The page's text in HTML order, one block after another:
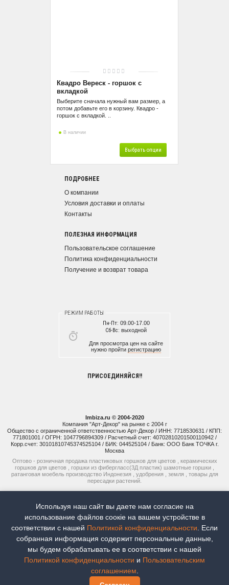
Квадро Вереск - горшок с
вкладкой
Выберите сначала нужный вам размер, а
потом добавьте его в корзину. Квадро -
горшок с вкладкой. ..
В наличии
Выбрать опции
ПОДРОБНЕЕ
О компании
Условия доставки и оплаты
Контакты
ПОЛЕЗНАЯ ИНФОРМАЦИЯ
Пользовательское соглашение
Политика конфиденциальности
Получение и возврат товара
РЕЖИМ РАБОТЫ
Пн-Пт: 09.00-17.00
Сб-Вс: выходной
Для просмотра цен на сайте
нужно пройти регистрацию
ПРИСОЕДИНЯЙСЯ!!
Imbiza.ru © 2004-2020
Компания "Арт-Декор" на рынке с 2004 г
Общество с ограниченной ответственностью Арт-Декор / ИНН: 7718530631 / КПП:
771801001 / ОГРН: 1047796894309 / Расчетный счет: 40702810201500110942 /
Корр.счет: 30101810745374525104 / БИК: 044525104 / Банк: ООО Банк ТОЧКА г.
Москва
Оптово - розничная продажа пластиковых горшков для цветов , керамических
горшков для цветов , горшки из фибергласс(3Д пластик) шамотные горшки ,
ратанговая моебель производство Индонезия , удобрения , земля , товары для
пересадки растений.
+7 (926) 941-15-51
Наш рейтинг:5
Всего отзывов:8
Для коммерческих предложений
Используя наш сайт вы даете нам согласие на
использование файлов соoкіе на вашем устройстве в
соответствии с нашей Политикой конфиденциальности . Если
собранная информация содержит персональные данные,
мы будем обрабатывать ее в соответствии с нашей
Политикой конфиденциальности и Пользовательским
соглашением